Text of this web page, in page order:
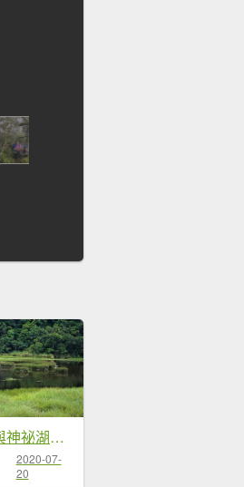
南澳御恩山與神祕湖的夏日森呼吸
2020-07-
20